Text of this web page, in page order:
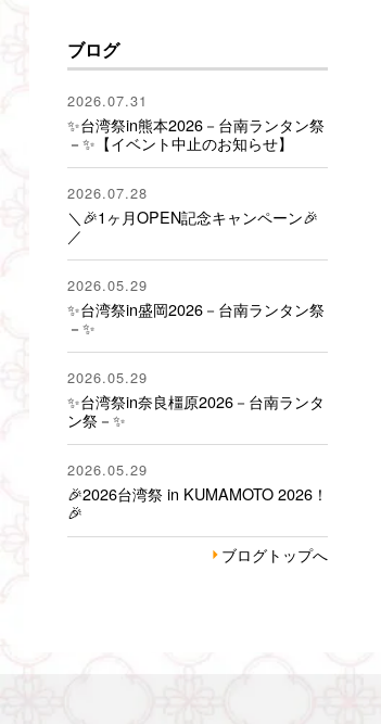
ブログ
2026.07.31
✨台湾祭in熊本2026－台南ランタン祭
－✨【イベント中止のお知らせ】
2026.07.28
＼🎉1ヶ月OPEN記念キャンペーン🎉
／
2026.05.29
✨台湾祭in盛岡2026－台南ランタン祭
－✨
2026.05.29
✨台湾祭in奈良橿原2026－台南ランタ
ン祭－✨
2026.05.29
🎉2026台湾祭 in KUMAMOTO 2026！
🎉
ブログトップへ